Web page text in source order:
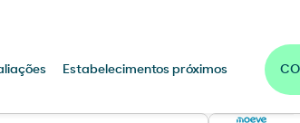
Estabelecimentos próximos